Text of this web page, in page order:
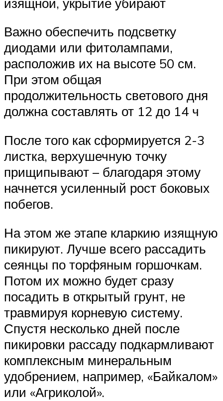
Важно обеспечить подсветку
диодами или фитолампами,
расположив их на высоте 50 см.
При этом общая
продолжительность светового дня
должна составлять от 12 до 14 ч
После того как сформируется 2-3
листка, верхушечную точку
прищипывают – благодаря этому
начнется усиленный рост боковых
побегов.
На этом же этапе кларкию изящную
пикируют. Лучше всего рассадить
сеянцы по торфяным горшочкам.
Потом их можно будет сразу
посадить в открытый грунт, не
травмируя корневую систему.
Спустя несколько дней после
пикировки рассаду подкармливают
комплексным минеральным
удобрением, например, «Байкалом»
или «Агриколой».